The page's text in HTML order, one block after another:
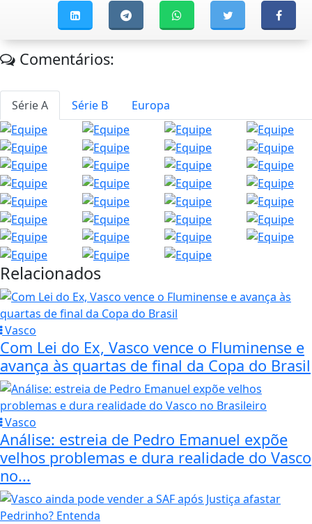
Comentários:
Série A Série B Europa
Relacionados
Vasco
Com Lei do Ex, Vasco vence o Fluminense e
avança às quartas de final da Copa do Brasil
Vasco
Análise: estreia de Pedro Emanuel expõe
velhos problemas e dura realidade do Vasco
no...